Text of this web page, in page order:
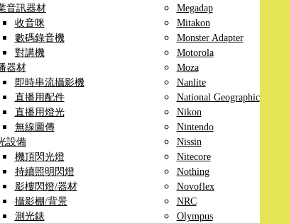
音訊器材
收音咪
數碼錄音機
對講機
器材
即時串流攝影機
直播用配件
直播用燈光
無線圖傳
設備
機頂閃光燈
持續照明閃燈
影樓閃燈/器材
攝影棚/背景
測光錶
Megadap
Mitakon
Monster Adapter
Motorola
Moza
Nanlite
National Geographic
Nikon
Nintendo
Nissin
Nitecore
Nothing
Novoflex
NRC
Olympus